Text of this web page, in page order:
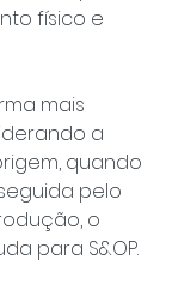
físico e
mais
a
quando
pelo
o
para S&OP.